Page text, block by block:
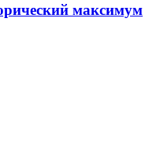
максимум